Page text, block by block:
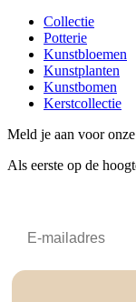
Collectie
Potterie
Kunstbloemen
Kunstplanten
Kunstbomen
Kerstcollectie
Meld je aan voor
Als eerste op de